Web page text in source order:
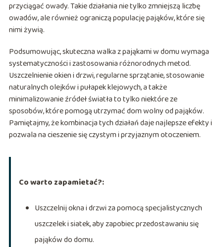
przyciągać owady. Takie działania nie tylko zmniejszą liczbę
owadów, ale również ograniczą populację pająków, które się
nimi żywią.
Podsumowując, skuteczna walka z pająkami w domu wymaga
systematyczności i zastosowania różnorodnych metod.
Uszczelnienie okien i drzwi, regularne sprzątanie, stosowanie
naturalnych olejków i pułapek klejowych, a także
minimalizowanie źródeł światła to tylko niektóre ze
sposobów, które pomogą utrzymać dom wolny od pająków.
Pamiętajmy, że kombinacja tych działań daje najlepsze efekty i
pozwala na cieszenie się czystym i przyjaznym otoczeniem.
Co warto zapamietać?:
Uszczelnij okna i drzwi za pomocą specjalistycznych
uszczelek i siatek, aby zapobiec przedostawaniu się
pająków do domu.